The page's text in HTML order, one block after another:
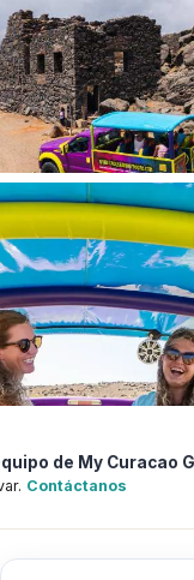
de My Curacao
Contáctanos